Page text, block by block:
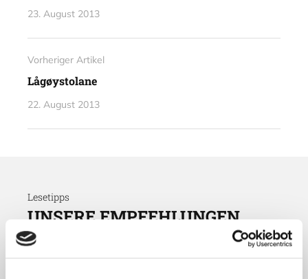
23. August 2013
Vorheriger Artikel
Lågøystolane
22. August 2013
Lesetipps
UNSERE EMPFEHLUNGEN